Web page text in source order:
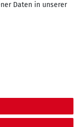
Kontakt
vorbehalten.
Daten in unserer